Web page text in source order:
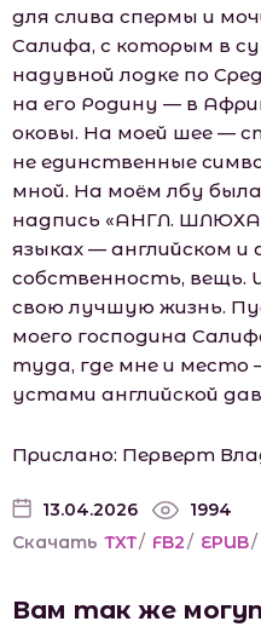
для слива спермы и
Салифа, с которым в
надувной лодке по
на его Родину — в
оковы. На моей шее —
не единственные
мной. На моём лбу
надпись «АНГЛ.
языках — английском
собственность, вещь.
свою лучшую жизнь.
моего господина
туда, где мне и место
устами английской
Прислано: Перверт
13.04.2026
1994
Скачать TXT/ FB2/ EPUB/
Вам так же